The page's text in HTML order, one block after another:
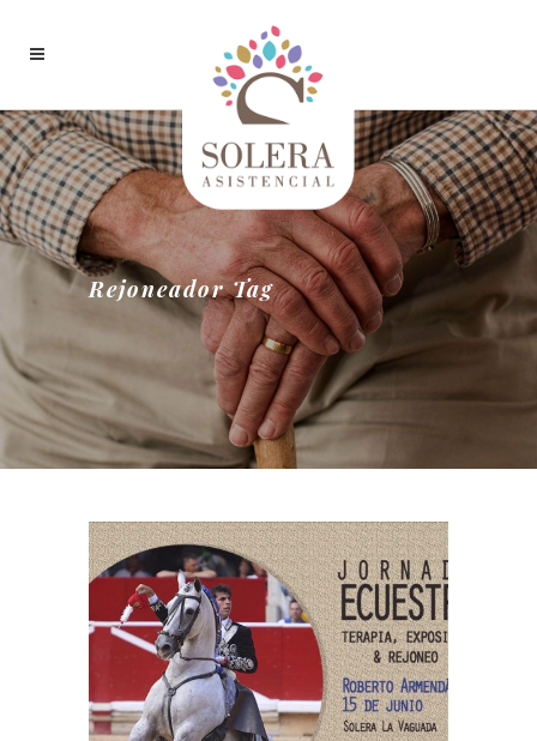
Rejoneador Tag